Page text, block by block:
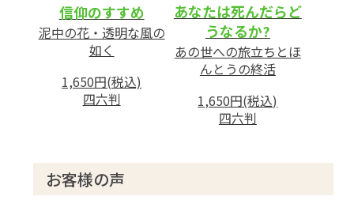
信仰のすすめ
泥中の花・透明な風の
如く
1,650円(税込)
四六判
あなたは死んだらど
うなるか?
あの世への旅立ちとほ
んとうの終活
1,650円(税込)
四六判
お客様の声